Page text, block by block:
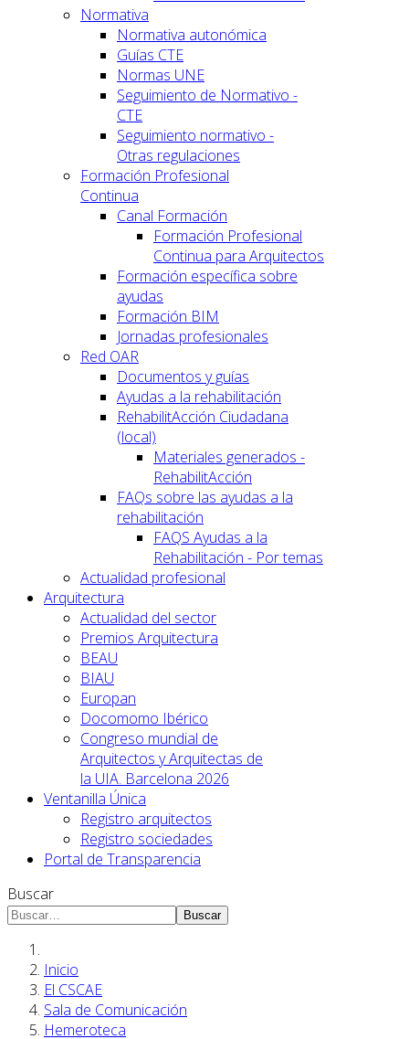
Normativa
Normativa autonómica
Guías CTE
Normas UNE
Seguimiento de Normativo -
CTE
Seguimiento normativo -
Otras regulaciones
Formación Profesional
Continua
Canal Formación
Formación Profesional
Continua para Arquitectos
Formación específica sobre
ayudas
Formación BIM
Jornadas profesionales
Red OAR
Documentos y guías
Ayudas a la rehabilitación
RehabilitAcción Ciudadana
(local)
Materiales generados -
RehabilitAcción
FAQs sobre las ayudas a la
rehabilitación
FAQS Ayudas a la
Rehabilitación - Por temas
Actualidad profesional
Arquitectura
Actualidad del sector
Premios Arquitectura
BEAU
BIAU
Europan
Docomomo Ibérico
Congreso mundial de
Arquitectos y Arquitectas de
la UIA. Barcelona 2026
Ventanilla Única
Registro arquitectos
Registro sociedades
Portal de Transparencia
Buscar
Buscar
Inicio
El CSCAE
Sala de Comunicación
Hemeroteca